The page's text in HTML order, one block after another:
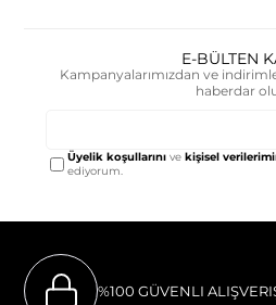
E-BÜLTEN
Kampanyalarımızdan ve
haberdar
Üyelik koşullarını vekişisel
ediyorum.
%100 GÜVENLI